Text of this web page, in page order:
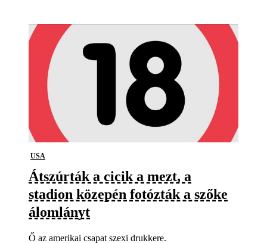
USA
Átszúrták a cicik a mezt, a
stadion közepén fotózták a szőke
álomlányt
Ő az amerikai csapat szexi drukkere.